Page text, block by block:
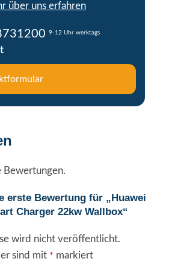
über uns erfahren
9-12 Uhr werktags
Bewertungen.
erste Bewertung für „Huawei
Charger 22kw Wallbox“
wird nicht veröffentlicht.
sind mit * markiert